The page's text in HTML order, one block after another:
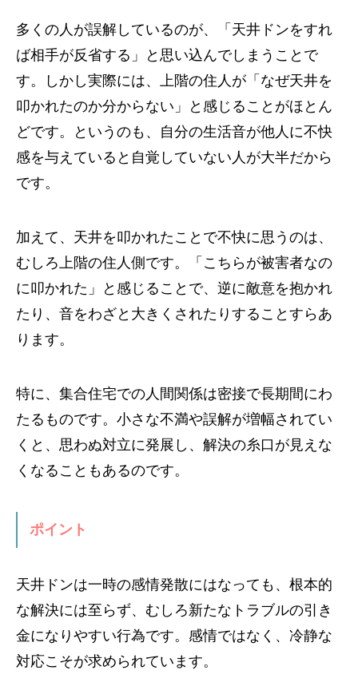
多くの人が誤解しているのが、「天井ドンをすれ
ば相手が反省する」と思い込んでしまうことで
す。しかし実際には、上階の住人が「なぜ天井を
叩かれたのか分からない」と感じることがほとん
どです。というのも、自分の生活音が他人に不快
感を与えていると自覚していない人が大半だから
です。
加えて、天井を叩かれたことで不快に思うのは、
むしろ上階の住人側です。「こちらが被害者なの
に叩かれた」と感じることで、逆に敵意を抱かれ
たり、音をわざと大きくされたりすることすらあ
ります。
特に、集合住宅での人間関係は密接で長期間にわ
たるものです。小さな不満や誤解が増幅されてい
くと、思わぬ対立に発展し、解決の糸口が見えな
くなることもあるのです。
ポイント
天井ドンは一時の感情発散にはなっても、根本的
な解決には至らず、むしろ新たなトラブルの引き
金になりやすい行為です。感情ではなく、冷静な
対応こそが求められています。